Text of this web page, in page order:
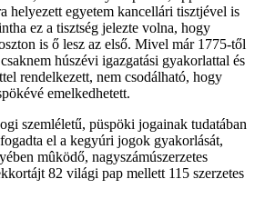
helyezett egyetem kancellári tisztjével is
ez a tisztség jelezte volna, hogy
is ő lesz az első. Mivel már 1775-től
húszévi igazgatási gyakorlattal és
rendelkezett, nem csodálható, hogy
emelkedhetett.
szemléletű, püspöki jogainak tudatában
el a kegyúri jogok gyakorlását,
mûködő, nagyszámúszerzetes
82 világi pap mellett 115 szerzetes